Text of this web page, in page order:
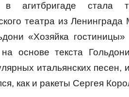
в агитбригаде стала
театра из
«Хозяйка
основе текста
итальянских песен,
как и ракеты Сергея